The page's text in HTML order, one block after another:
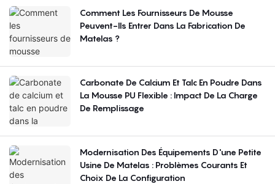
Comment Les Fournisseurs De Mousse
Peuvent-Ils Entrer Dans La Fabrication De
Matelas ?
Carbonate De Calcium Et Talc En Poudre Dans
La Mousse PU Flexible : Impact De La Charge
De Remplissage
Modernisation Des Équipements D'une Petite
Usine De Matelas : Problèmes Courants Et
Choix De La Configuration